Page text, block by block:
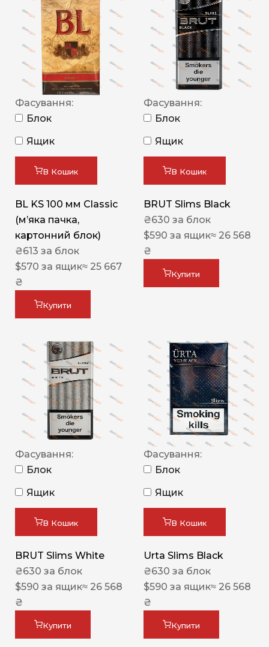
Фасування:
Блок
Ящик
В Кошик
BL KS 100 мм Classic
(м’яка пачка,
картонний блок)
₴613 за блок
$570 за ящик≈ 25 667
₴
Купити
Фасування:
Блок
Ящик
В Кошик
BRUT Slims Black
₴630 за блок
$590 за ящик≈ 26 568
₴
Купити
Фасування:
Блок
Ящик
В Кошик
BRUT Slims White
₴630 за блок
$590 за ящик≈ 26 568
₴
Купити
Фасування:
Блок
Ящик
В Кошик
Urta Slims Black
₴630 за блок
$590 за ящик≈ 26 568
₴
Купити